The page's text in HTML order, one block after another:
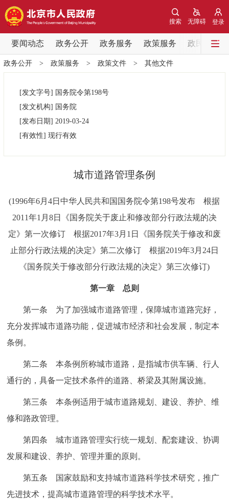
登录
无障碍
搜索
要闻动态 政务公开 政务服务 政策服务 政民互动
要闻动态
党中央精神 国务院信息 中央部委动态
北京要闻 会议信息
政务公开
机构职能
政策解读
政务服务
法人服务
便民服务 利企服务 投资项目
政民互动
12345网上接诉即办 我要咨询 我要建议
参与调查 在线访谈 图说互动
北京概况 十六区概览
政务公开> 政策服务 > 政策文件> 其他文件
[发文字号] 国务院令第198号
[发文机构] 国务院
[发布日期] 2019-03-24
[有效性] 现行有效
城市道路管理条例
(1996年6月4日中华人民共和国国务院令第198号发布 根据
2011年1月8日《国务院关于废止和修改部分行政法规的决
定》第一次修订 根据2017年3月1日《国务院关于修改和废
止部分行政法规的决定》第二次修订 根据2019年3月24日
《国务院关于修改部分行政法规的决定》第三次修订)
第一章 总则
第一条 为了加强城市道路管理，保障城市道路完好，
充分发挥城市道路功能，促进城市经济和社会发展，制定本
条例。
第二条 本条例所称城市道路，是指城市供车辆、行人
通行的，具备一定技术条件的道路、桥梁及其附属设施。
第三条 本条例适用于城市道路规划、建设、养护、维
修和路政管理。
第四条 城市道路管理实行统一规划、配套建设、协调
发展和建设、养护、管理并重的原则。
第五条 国家鼓励和支持城市道路科学技术研究，推广
先进技术，提高城市道路管理的科学技术水平。